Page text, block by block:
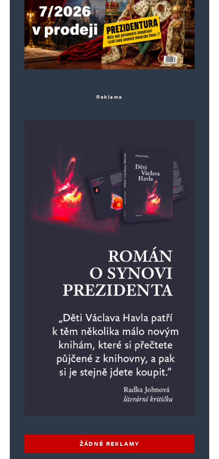
Reklama
ŽÁDNÉ REKLAMY